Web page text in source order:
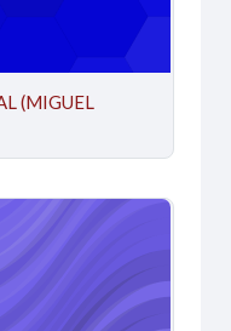
(MIGUEL
(JEISSON